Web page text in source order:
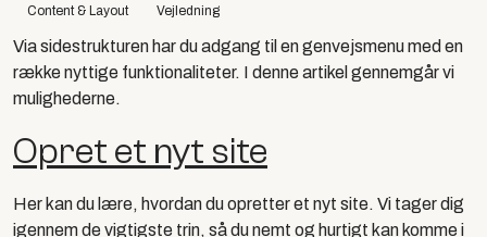
Content & Layout Vejledning
Via sidestrukturen har du adgang til en genvejsmenu med en
række nyttige funktionaliteter. I denne artikel gennemgår vi
mulighederne.
Opret et nyt site
Her kan du lære, hvordan du opretter et nyt site. Vi tager dig
igennem de vigtigste trin, så du nemt og hurtigt kan komme i